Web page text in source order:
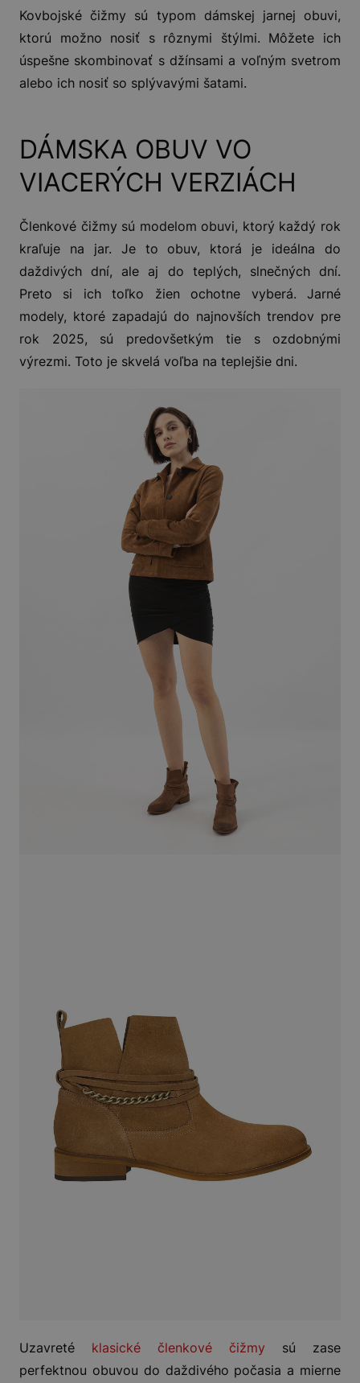
Kovbojské čižmy sú typom dámskej jarnej obuvi,
ktorú možno nosiť s rôznymi štýlmi. Môžete ich
úspešne skombinovať s džínsami a voľným svetrom
alebo ich nosiť so splývavými šatami.
DÁMSKA OBUV VO
VIACERÝCH VERZIÁCH
Členkové čižmy sú modelom obuvi, ktorý každý rok
kraľuje na jar. Je to obuv, ktorá je ideálna do
daždivých dní, ale aj do teplých, slnečných dní.
Preto si ich toľko žien ochotne vyberá. Jarné
modely, ktoré zapadajú do najnovších trendov pre
rok 2025, sú predovšetkým tie s ozdobnými
výrezmi. Toto je skvelá voľba na teplejšie dni.
Uzavreté klasické členkové čižmy sú zase
perfektnou obuvou do daždivého počasia a mierne